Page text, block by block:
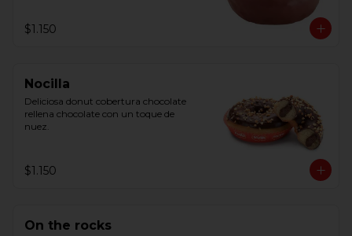
$1.150
Nocilla
Deliciosa donut cobertura chocolate
rellena chocolate con un toque de
nuez.
$1.150
On the rocks